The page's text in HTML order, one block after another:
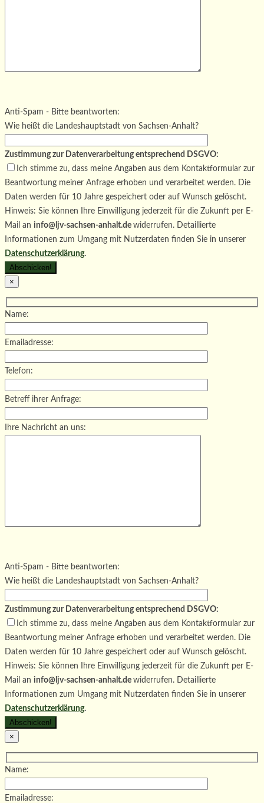
Bitte lasse dieses Feld leer.
Anti-Spam - Bitte beantworten:
Wie heißt die Landeshauptstadt von Sachsen-Anhalt?
Zustimmung zur Datenverarbeitung entsprechend DSGVO:
Ich stimme zu, dass meine Angaben aus dem Kontaktformular zur
Beantwortung meiner Anfrage erhoben und verarbeitet werden. Die
Daten werden für 10 Jahre gespeichert oder auf Wunsch gelöscht.
Hinweis: Sie können Ihre Einwilligung jederzeit für die Zukunft per E-
Mail an info@ljv-sachsen-anhalt.de widerrufen. Detaillierte
Informationen zum Umgang mit Nutzerdaten finden Sie in unserer
Datenschutzerklärung.
×
Name:
Emailadresse:
Telefon:
Betreff ihrer Anfrage:
Ihre Nachricht an uns:
Bitte lasse dieses Feld leer.
Anti-Spam - Bitte beantworten:
Wie heißt die Landeshauptstadt von Sachsen-Anhalt?
Zustimmung zur Datenverarbeitung entsprechend DSGVO:
Ich stimme zu, dass meine Angaben aus dem Kontaktformular zur
Beantwortung meiner Anfrage erhoben und verarbeitet werden. Die
Daten werden für 10 Jahre gespeichert oder auf Wunsch gelöscht.
Hinweis: Sie können Ihre Einwilligung jederzeit für die Zukunft per E-
Mail an info@ljv-sachsen-anhalt.de widerrufen. Detaillierte
Informationen zum Umgang mit Nutzerdaten finden Sie in unserer
Datenschutzerklärung.
×
Name:
Emailadresse: